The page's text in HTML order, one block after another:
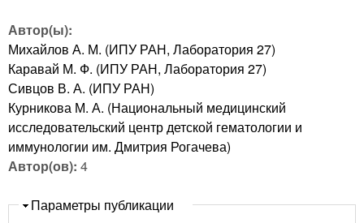
Автор(ы):
Михайлов А. М. (ИПУ РАН, Лаборатория 27)
Каравай М. Ф. (ИПУ РАН, Лаборатория 27)
Сивцов В. А. (ИПУ РАН)
Курникова М. А. (Национальный медицинский
исследовательский центр детской гематологии и
иммунологии им. Дмитрия Рогачева)
Автор(ов): 4
Скрыть
Параметры публикации